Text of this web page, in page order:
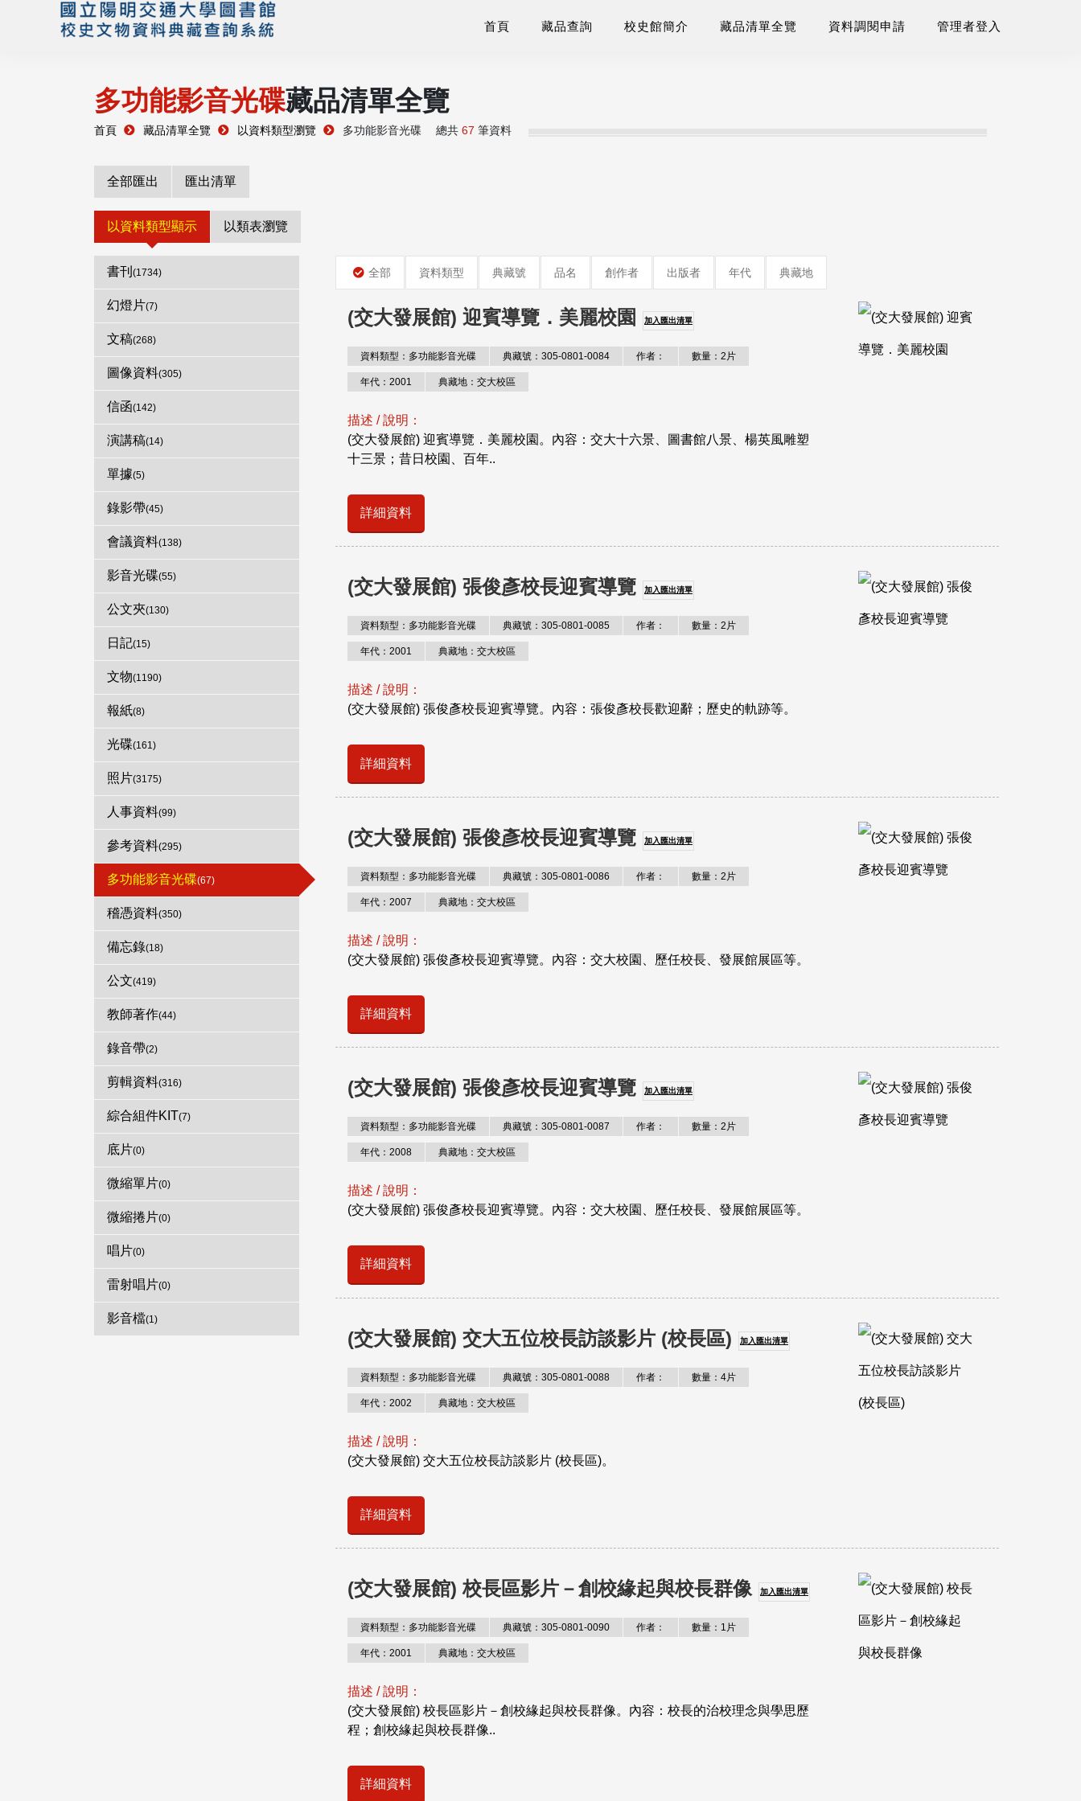
首頁 藏品查詢 校史館簡介 藏品清單全覽 資料調閱申請 管理者登入
多功能影音光碟藏品清單全覽
首頁 藏品清單全覽 以資料類型瀏覽 多功能影音光碟 總共 67 筆資料
全部匯出 匯出清單
以資料類型顯示 以類表瀏覽
書刊 (1734)
幻燈片(7)
文稿(268)
圖像資料(305)
信函(142)
演講稿(14)
單據(5)
錄影帶(45)
會議資料(138)
影音光碟(55)
公文夾(130)
日記(15)
文物(1190)
報紙(8)
光碟(161)
照片(3175)
人事資料(99)
參考資料(295)
多功能影音光碟(67)
稽憑資料(350)
備忘錄(18)
公文(419)
教師著作(44)
錄音帶(2)
剪輯資料(316)
綜合組件KIT(7)
底片(0)
微縮單片(0)
微縮捲片(0)
唱片(0)
雷射唱片(0)
影音檔(1)
全部 資料類型 典藏號 品名 創作者 出版者 年代 典藏地
(交大發展館) 迎賓導覽．美麗校園 加入匯出清單
資料類型：多功能影音光碟 典藏號：305-0801-0084 作者： 數量：2片
年代：2001 典藏地：交大校區
描述 / 說明：
(交大發展館) 迎賓導覽．美麗校園。內容：交大十六景、圖書館八景、楊英風雕塑
十三景；昔日校園、百年..
詳細資料
(交大發展館) 張俊彥校長迎賓導覽 加入匯出清單
資料類型：多功能影音光碟 典藏號：305-0801-0085 作者： 數量：2片
年代：2001 典藏地：交大校區
描述 / 說明：
(交大發展館) 張俊彥校長迎賓導覽。內容：張俊彥校長歡迎辭；歷史的軌跡等。
詳細資料
(交大發展館) 張俊彥校長迎賓導覽 加入匯出清單
資料類型：多功能影音光碟 典藏號：305-0801-0086 作者： 數量：2片
年代：2007 典藏地：交大校區
描述 / 說明：
(交大發展館) 張俊彥校長迎賓導覽。內容：交大校園、歷任校長、發展館展區等。
詳細資料
(交大發展館) 張俊彥校長迎賓導覽 加入匯出清單
資料類型：多功能影音光碟 典藏號：305-0801-0087 作者： 數量：2片
年代：2008 典藏地：交大校區
描述 / 說明：
(交大發展館) 張俊彥校長迎賓導覽。內容：交大校園、歷任校長、發展館展區等。
詳細資料
(交大發展館) 交大五位校長訪談影片 (校長區) 加入匯出清單
資料類型：多功能影音光碟 典藏號：305-0801-0088 作者： 數量：4片
年代：2002 典藏地：交大校區
描述 / 說明：
(交大發展館) 交大五位校長訪談影片 (校長區)。
詳細資料
(交大發展館) 校長區影片－創校緣起與校長群像 加入匯出清單
資料類型：多功能影音光碟 典藏號：305-0801-0090 作者： 數量：1片
年代：2001 典藏地：交大校區
描述 / 說明：
(交大發展館) 校長區影片－創校緣起與校長群像。內容：校長的治校理念與學思歷
程；創校緣起與校長群像..
詳細資料